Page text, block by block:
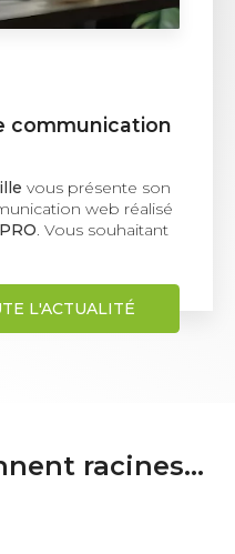
Albertville
de
paysagère idéale
protéger des…
L'ACTUALITÉ
racines...